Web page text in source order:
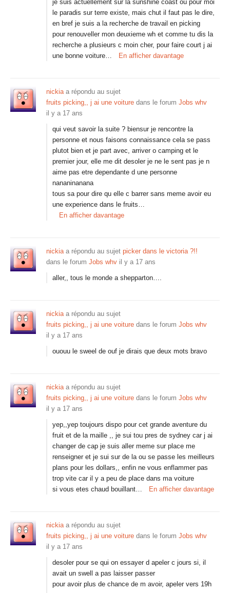
je suis actuellement sur la sunshine coast ou pour moi
le paradis sur terre existe, mais chut il faut pas le dire,
en bref je suis a la recherche de travail en picking
pour renouveller mon deuxieme wh et comme tu dis la
recherche a plusieurs c moin cher, pour faire court j ai
une bonne voiture…
En afficher davantage
nickiaa répondu au sujet
fruits picking,, j ai une voiture dans le forum Jobs whv
il y a 17 ans
qui veut savoir la suite ? biensur je rencontre la
personne et nous faisons connaissance cela se pass
plutot bien et je part avec, arriver o camping et le
premier jour, elle me dit desoler je ne le sent pas je n
aime pas etre dependante d une personne
nananinanana
tous sa pour dire qu elle c barrer sans meme avoir eu
une experience dans le fruits…
En afficher davantage
nickiaa répondu au sujet picker dans le victoria ?!!
dans le forum Jobs whv il y a 17 ans
aller,, tous le monde a shepparton….
nickiaa répondu au sujet
fruits picking,, j ai une voiture dans le forum Jobs whv
il y a 17 ans
ououu le sweel de ouf je dirais que deux mots bravo
nickiaa répondu au sujet
fruits picking,, j ai une voiture dans le forum Jobs whv
il y a 17 ans
yep,,yep toujours dispo pour cet grande aventure du
fruit et de la maille ,, je sui tou pres de sydney car j ai
changer de cap je suis aller meme sur place me
renseigner et je sui sur de la ou se passe les meilleurs
plans pour les dollars,, enfin ne vous enflammer pas
trop vite car il y a peu de place dans ma voiture
si vous etes chaud bouillant…
En afficher davantage
nickiaa répondu au sujet
fruits picking,, j ai une voiture dans le forum Jobs whv
il y a 17 ans
desoler pour se qui on essayer d apeler c jours si, il
avait un swell a pas laisser passer
pour avoir plus de chance de m avoir, apeler vers 19h